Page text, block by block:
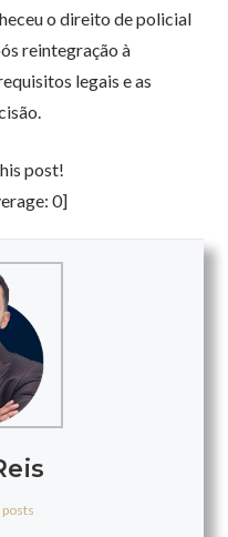
o direito de policial
reintegração à
legais e as
post!
0]
posts